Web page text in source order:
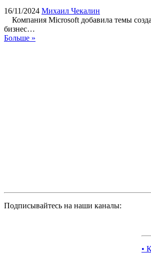
16/11/2024 Михаил Чекалин
Компания Microsoft добавила темы
бизнес…
Больше »
Подписывайтесь на наши каналы:
•